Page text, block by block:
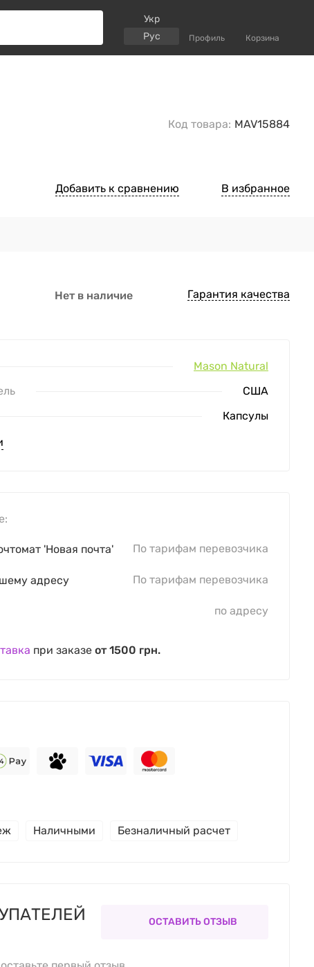
Укр
Рус
Профиль Корзина
Код товара: MAV15884
Добавить к сравнению В избранное
Нет в наличие Гарантия качества
'Новая почта' По тарифам перевозчика
адресу По тарифам перевозчика
по адресу
при заказе от 1500 грн.
Наличными Безналичный расчет
Mason Natural
США
Капсулы
ОСТАВИТЬ ОТЗЫВ